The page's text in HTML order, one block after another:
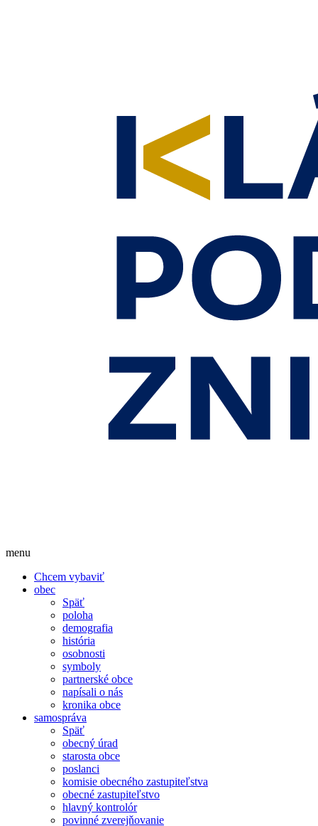
menu
Chcem vybaviť
obec
Späť
poloha
demografia
história
osobnosti
symboly
partnerské obce
napísali o nás
kronika obce
samospráva
Späť
obecný úrad
starosta obce
poslanci
komisie obecného zastupiteľstva
obecné zastupiteľstvo
hlavný kontrolór
povinné zverejňovanie